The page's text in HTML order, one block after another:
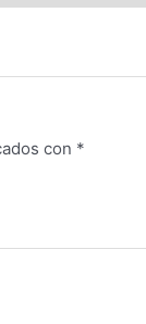
con *